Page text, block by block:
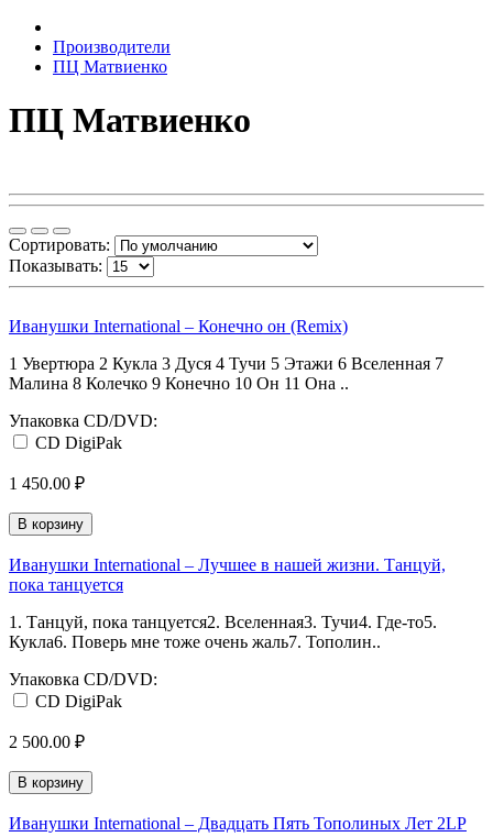
Производители
ПЦ Матвиенко
ПЦ Матвиенко
Сортировать:
Показывать:
Иванушки International ‎– Конечно он (Remix)
1 Увертюра 2 Кукла 3 Дуся 4 Тучи 5 Этажи 6 Вселенная 7
Малина 8 Колечко 9 Конечно 10 Он 11 Она ..
Упаковка CD/DVD:
CD DigiPak
1 450.00 ₽
В корзину
Иванушки International ‎– Лучшее в нашей жизни. Танцуй,
пока танцуется
1. Танцуй, пока танцуется2. Вселенная3. Тучи4. Где-то5.
Кукла6. Поверь мне тоже очень жаль7. Тополин..
Упаковка CD/DVD:
CD DigiPak
2 500.00 ₽
В корзину
Иванушки International – Двадцать Пять Тополиных Лет 2LP